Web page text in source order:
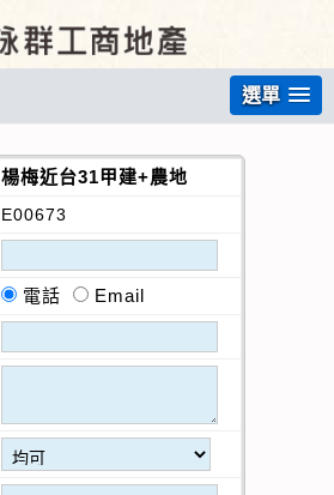
選單
楊梅近台31甲建+農地
E00673
電話 Email